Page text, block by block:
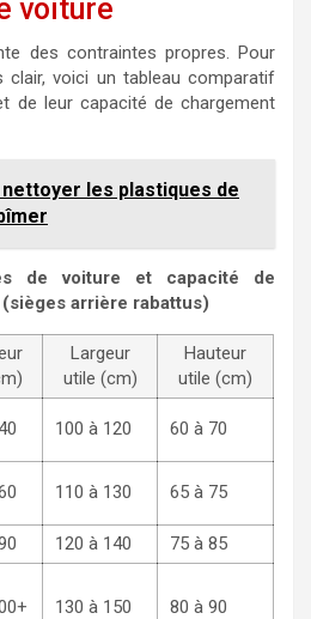
voiture
des contraintes propres. Pour
voici un tableau comparatif
de leur capacité de chargement
les plastiques de
de voiture et capacité de
arrière rabattus)
Largeur
utile (cm)
Hauteur
utile (cm)
100 à 120 60 à 70
110 à 130 65 à 75
120 à 140
75 à 85
130 à 150 80 à 90